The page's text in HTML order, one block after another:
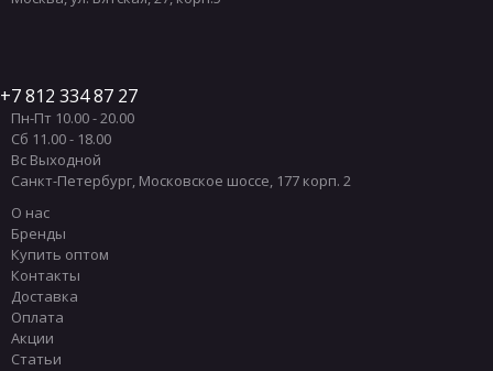
7 812 334 87 27
Пн-Пт 10.00 - 20.00
Сб 11.00 - 18.00
Вс Выходной
Санкт-Петербург, Московское шоссе, 177 корп. 2
О нас
Бренды
Купить оптом
Контакты
Доставка
Оплата
Акции
Статьи